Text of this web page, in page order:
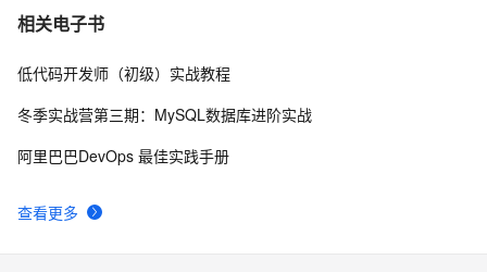
7 C语言项目参考解答：全正整数后再计算
8 俗人解读 三维渲染 的工作过程
著录
相关电子书
查看更多
低代码开发师（初级）实战教程
冬季实战营第三期：MySQL数据库进阶实战
阿里巴巴DevOps 最佳实践手册